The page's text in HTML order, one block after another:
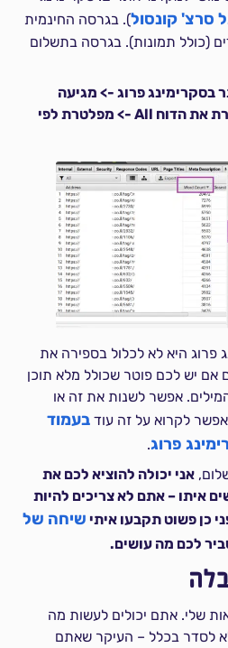
סרצ' קונסול). בגרסה החינמית
עד 500 עמודים (כולל תמונות). בגרסה בתשלום
בסקרימינג פרוג -> מגיעה
ללשונית Content -> בוחרת את הדוח All -> מפלטרת לפי
פרוג היא לא לכלול בספירה את
יש לכם פוטר שכולל מלא תוכן
אפשר לשנות את זה או
לקרוא על זה עודבעמוד
פרוג.
אני יכולה להוציא לכם את
איתו – אתם לא צריכים להיות
כן פשוט תקבעו איתי שיחה של
לכם מה עושים.
שלי. אתם יכולים לעשות מה
לסדר בכלל – העיקר שאתם